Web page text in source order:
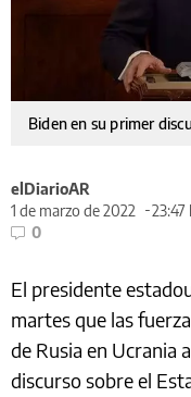
Biden en su primer
elDiarioAR
1 de marzo de 2022
23:47
0
El presidente
martes que las
de Rusia en Ucrania
discurso sobre el